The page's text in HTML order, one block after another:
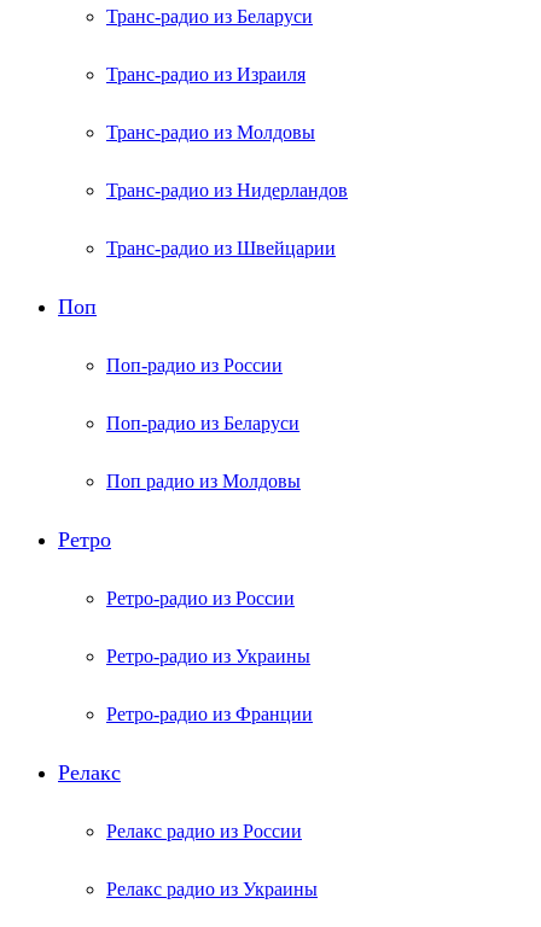
Транс-радио из Беларуси
Транс-радио из Израиля
Транс-радио из Молдовы
Транс-радио из Нидерландов
Транс-радио из Швейцарии
Поп
Поп-радио из России
Поп-радио из Беларуси
Поп радио из Молдовы
Ретро
Ретро-радио из России
Ретро-радио из Украины
Ретро-радио из Франции
Релакс
Релакс радио из России
Релакс радио из Украины